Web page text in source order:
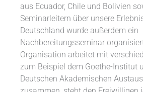
aus Ecuador, Chile und Bolivien
Seminarleitern über unsere
Deutschland wurde außerdem ein
Nachbereitungsseminar
Organisation arbeitet mit
zum Beispiel dem Goethe-Institut
Deutschen Akademischen